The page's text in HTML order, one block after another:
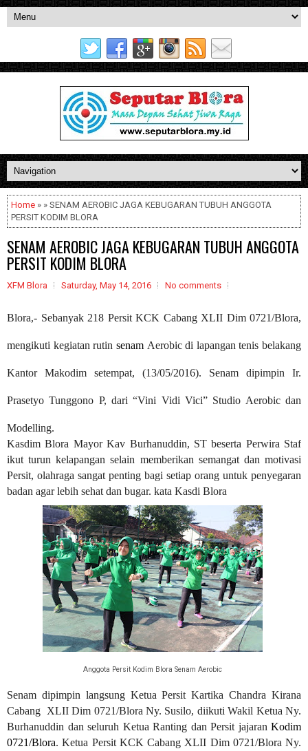
Home » » SENAM AEROBIC JAGA KEBUGARAN TUBUH ANGGOTA
PERSIT KODIM BLORA
SENAM AEROBIC JAGA KEBUGARAN TUBUH ANGGOTA
PERSIT KODIM BLORA
XFM Blora Saturday, May 14, 2016 No comments
Blora,- Sebanyak 218 Persit KCK Cabang XLII Dim 0721/Blora,
mengikuti kegiatan rutin senam Aerobic di lapangan tenis belakang
Kantor Makodim setempat, (13/05/2016). Senam dipimpin Ir.
Prasetyo Tunggono P, dari “Vini Vidi Vici” Studio Aerobic dan
Modelling.
Kasdim Blora Mayor Kav Burhanuddin, ST beserta Perwira Staf
ikut turun kelapangan selain memberikan semangat dan motivasi
Persit, olahraga sangat penting bagi setiap orang untuk penyegaran
badan agar lebih sehat dan bugar. kata Kasdi Blora
Anggota Persit Kodim Blora Senam Aerobic
Senam dipimpin langsung Ketua Persit Kartika Chandra Kirana
Cabang XLII Dim 0721/Blora Ny. Susilo, diikuti Wakil Ketua Ny.
Burhanuddin dan seluruh Ketua Ranting dan Persit jajaran Kodim
0721/Blora. Ketua Persit KCK Cabang XLII Dim 0721/Blora Ny.